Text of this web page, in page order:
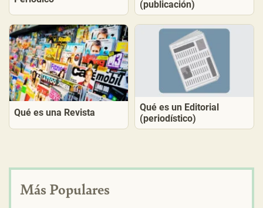
(publicación)
Qué es una Revista
Qué es un Editorial
(periodístico)
Más Populares